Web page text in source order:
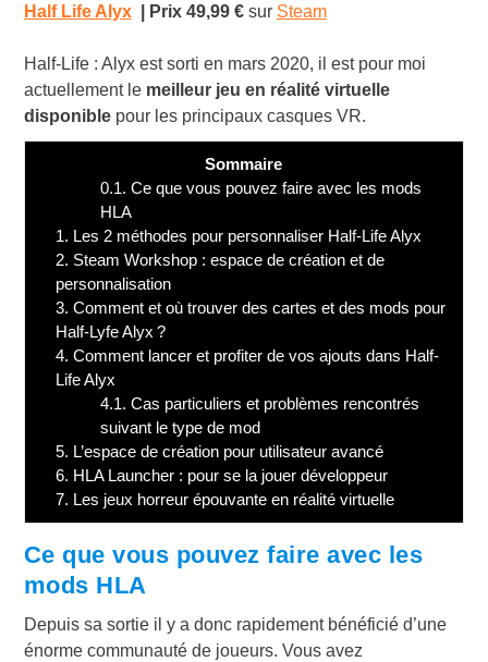
Half Life Alyx| Prix 49,99 €sur Steam
Half-Life : Alyx est sorti en mars 2020, il est pour moi
actuellement le meilleur jeu en réalité virtuelle
disponiblepour les principaux casques VR.
Sommaire
0.1. Ce que vous pouvez faire avec les mods
HLA
1. Les 2 méthodes pour personnaliser Half-Life Alyx
2. Steam Workshop : espace de création et de
personnalisation
3. Comment et où trouver des cartes et des mods pour
Half-Lyfe Alyx ?
4. Comment lancer et profiter de vos ajouts dans Half-
Life Alyx
4.1. Cas particuliers et problèmes rencontrés
suivant le type de mod
5. L’espace de création pour utilisateur avancé
6. HLA Launcher : pour se la jouer développeur
7. Les jeux horreur épouvante en réalité virtuelle
Ce que vous pouvez faire avec les
mods HLA
Depuis sa sortie il y a donc rapidement bénéficié d’une
énorme communauté de joueurs. Vous avez